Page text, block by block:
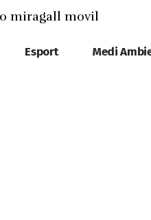
Esport Medi